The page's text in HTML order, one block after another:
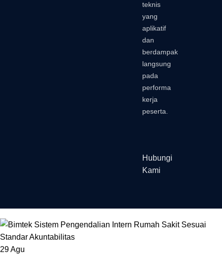
teknis
yang
aplikatif
dan
berdampak
langsung
pada
performa
kerja
peserta.
Hubungi
Kami
29Agu